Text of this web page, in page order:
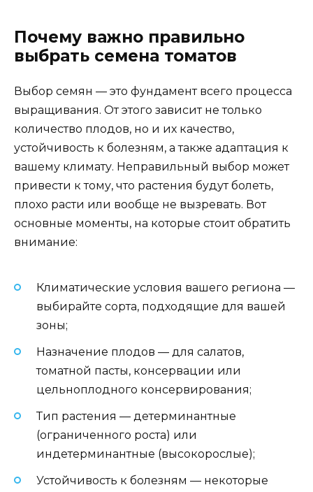
Почему важно правильно
выбрать семена томатов
Выбор семян — это фундамент всего процесса
выращивания. От этого зависит не только
количество плодов, но и их качество,
устойчивость к болезням, а также адаптация к
вашему климату. Неправильный выбор может
привести к тому, что растения будут болеть,
плохо расти или вообще не вызревать. Вот
основные моменты, на которые стоит обратить
внимание:
Климатические условия вашего региона —
выбирайте сорта, подходящие для вашей
зоны;
Назначение плодов — для салатов,
томатной пасты, консервации или
цельноплодного консервирования;
Тип растения — детерминантные
(ограниченного роста) или
индетерминантные (высокорослые);
Устойчивость к болезням — некоторые